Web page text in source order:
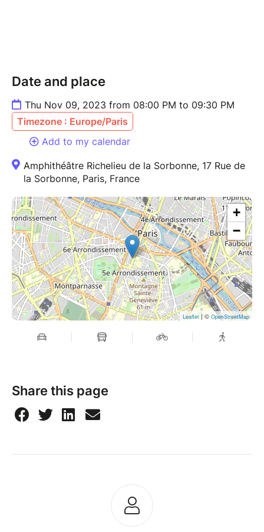
Date and place
Thu Nov 09, 2023 from 08:00 PM to 09:30 PM
Timezone : Europe/Paris
Add to my calendar
Amphithéâtre Richelieu de la Sorbonne, 17 Rue de
la Sorbonne, Paris, France
+
−
Leaflet| © OpenStreetMap
Share this page